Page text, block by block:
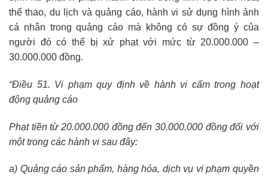
thể thao, du lịch và quảng cáo, hành vi sử dụng hình ảnh
cá nhân trong quảng cáo mà không có sự đồng ý của
người đó có thể bị xử phạt với mức từ 20.000.000 –
30.000.000 đồng.
“Điều 51. Vi phạm quy định về hành vi cấm trong hoạt
động quảng cáo
Phạt tiền từ 20.000.000 đồng đến 30.000.000 đồng đối với
một trong các hành vi sau đây:
a) Quảng cáo sản phẩm, hàng hóa, dịch vụ vi phạm quyền